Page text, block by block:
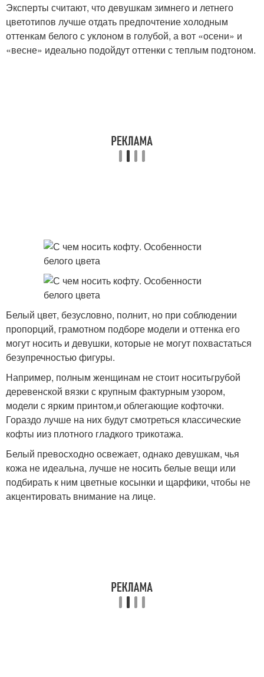
Эксперты считают, что девушкам зимнего и летнего
цветотипов лучше отдать предпочтение холодным
оттенкам белого с уклоном в голубой, а вот «осени» и
«весне» идеально подойдут оттенки с теплым подтоном.
Белый цвет, безусловно, полнит, но при соблюдении
пропорций, грамотном подборе модели и оттенка его
могут носить и девушки, которые не могут похвастаться
безупречностью фигуры.
Например, полным женщинам не стоит носитьгрубой
деревенской вязки с крупным фактурным узором,
модели с ярким принтом,и облегающие кофточки.
Гораздо лучше на них будут смотреться классические
кофты ииз плотного гладкого трикотажа.
Белый превосходно освежает, однако девушкам, чья
кожа не идеальна, лучше не носить белые вещи или
подбирать к ним цветные косынки и щарфики, чтобы не
акцентировать внимание на лице.